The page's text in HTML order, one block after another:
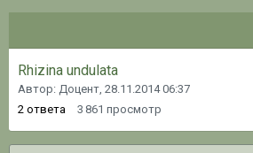
Rhizina undulata
Автор: Доцент, 28.11.2014 06:37
2 ответа 3 861 просмотр